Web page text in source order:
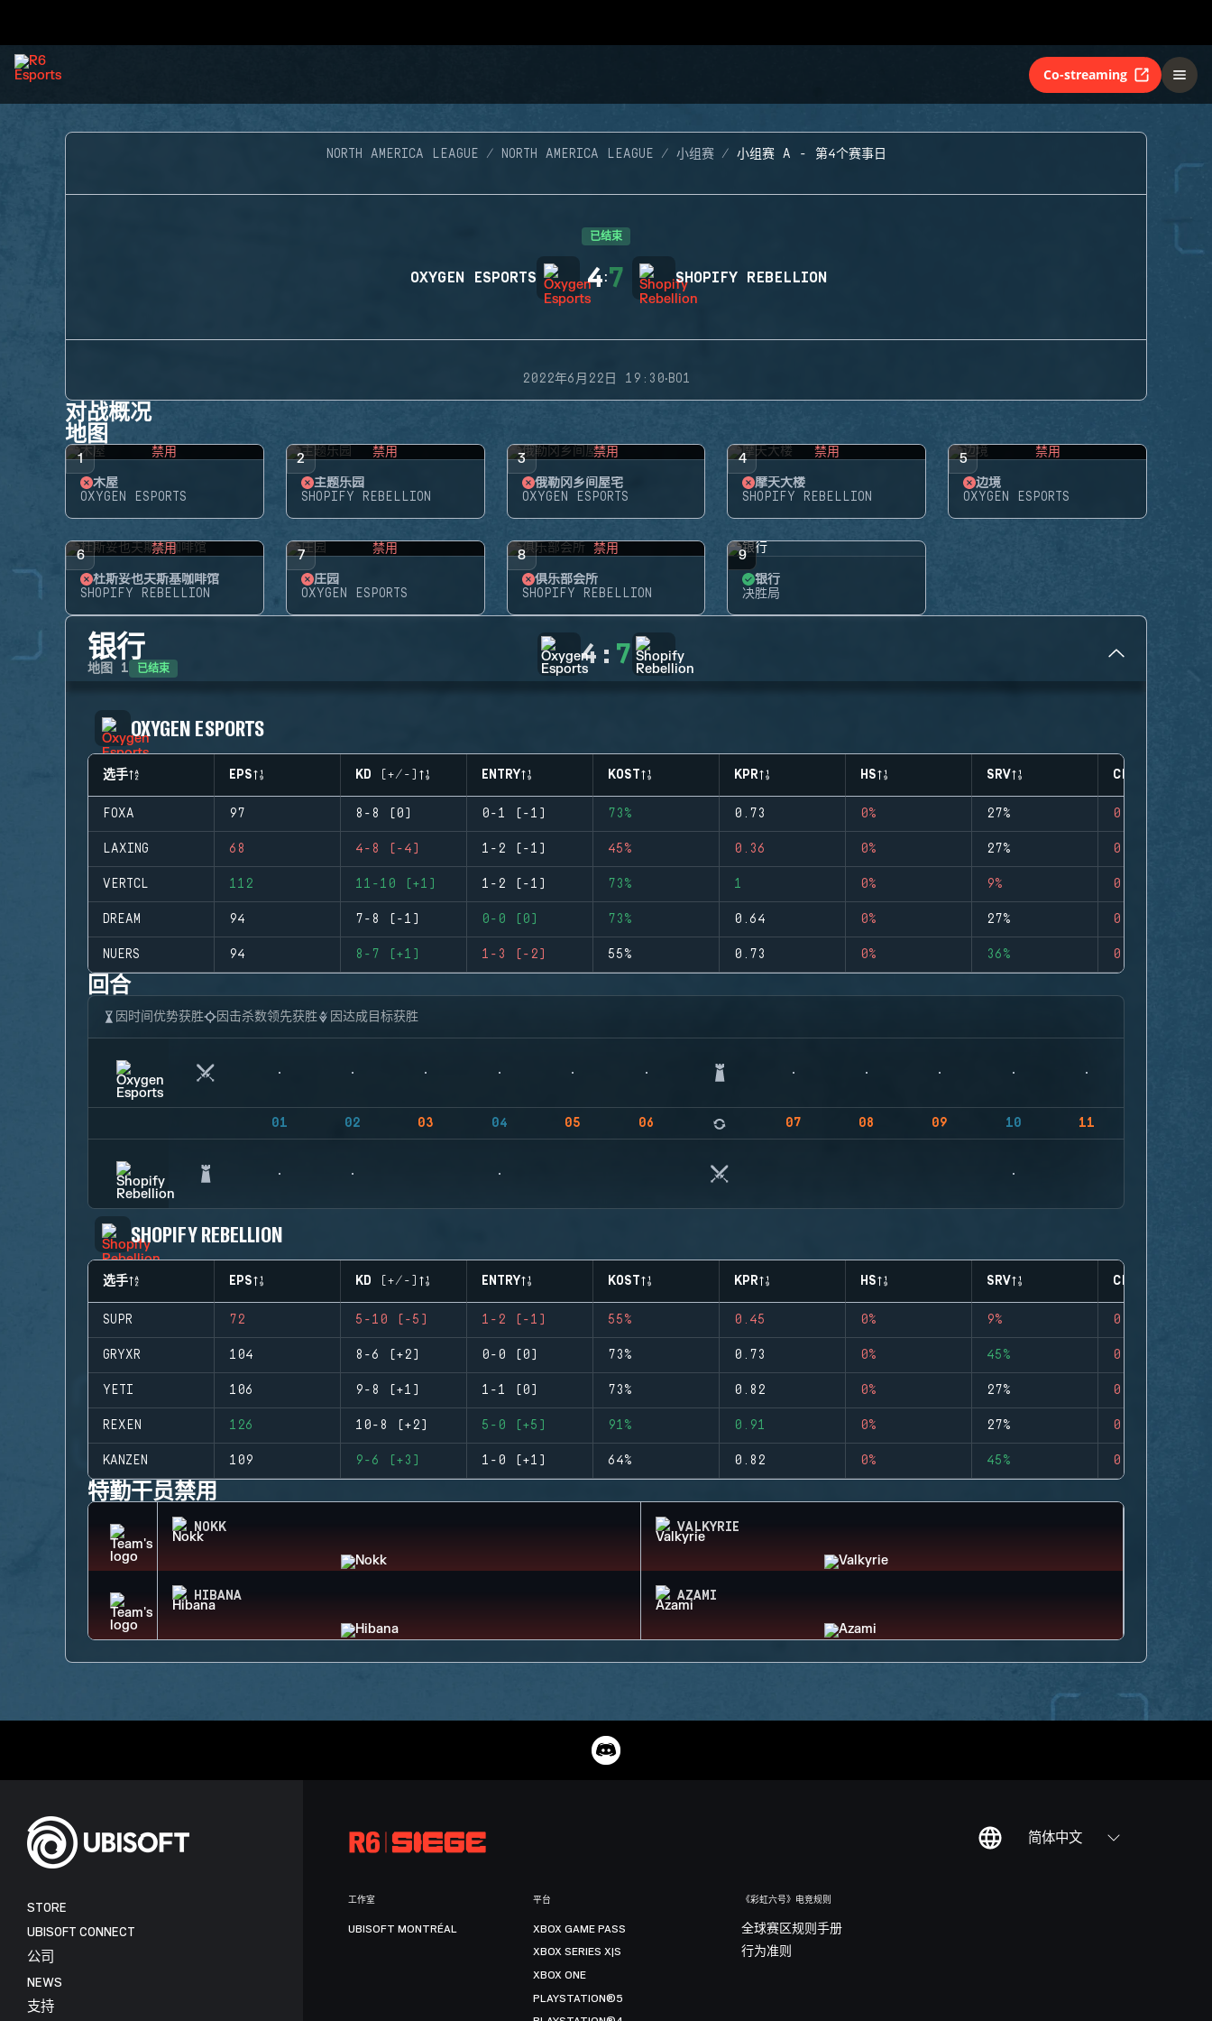
Co-streaming
NORTH AMERICA LEAGUE NORTH AMERICA LEAGUE 小组赛 小组赛 A - 第4个赛事日
已结束
OXYGEN ESPORTS 4:7 SHOPIFY REBELLION
2022年6月22日 19:30·BO1
对战概况
地图
1 禁用
木屋
OXYGEN ESPORTS
2 禁用
主题乐园
SHOPIFY REBELLION
3 禁用
俄勒冈乡间屋宅
OXYGEN ESPORTS
4 禁用
摩天大楼
SHOPIFY REBELLION
5 禁用
边境
OXYGEN ESPORTS
6 禁用
杜斯妥也夫斯基咖啡馆
SHOPIFY REBELLION
7 禁用
庄园
OXYGEN ESPORTS
8 禁用
俱乐部会所
SHOPIFY REBELLION
9
银行
决胜局
银行
地图 1 已结束 4 : 7
OXYGEN ESPORTS
选手 EPS KD (+/-) ENTRY KOST KPR HS SRV CLUTCHES
FOXA 97 8-8 (0) 0-1 (-1) 73% 0.73 0% 27% 0
LAXING 68 4-8 (-4) 1-2 (-1) 45% 0.36 0% 27% 0
VERTCL 112 11-10 (+1) 1-2 (-1) 73% 1 0% 9% 0
DREAM 94 7-8 (-1) 0-0 (0) 73% 0.64 0% 27% 0
NUERS 94 8-7 (+1) 1-3 (-2) 55% 0.73 0% 36% 0
回合
因时间优势获胜 因击杀数领先获胜 因达成目标获胜
01 02 03 04 05 06 07 08 09 10 11
SHOPIFY REBELLION
选手 EPS KD (+/-) ENTRY KOST KPR HS SRV CLUTCHES
SUPR 72 5-10 (-5) 1-2 (-1) 55% 0.45 0% 9% 0
GRYXR 104 8-6 (+2) 0-0 (0) 73% 0.73 0% 45% 0
YETI 106 9-8 (+1) 1-1 (0) 73% 0.82 0% 27% 0
REXEN 126 10-8 (+2) 5-0 (+5) 91% 0.91 0% 27% 0
KANZEN 109 9-6 (+3) 1-0 (+1) 64% 0.82 0% 45% 0
特勤干员禁用
NOKK VALKYRIE
HIBANA AZAMI
简体中文
STORE
UBISOFT CONNECT
公司
NEWS
支持
工作室
UBISOFT MONTRÉAL
平台
XBOX GAME PASS
XBOX SERIES X|S
XBOX ONE
PLAYSTATION®5
《彩虹六号》电竞规则
全球赛区规则手册
行为准则